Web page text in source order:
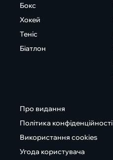
Бокс
Хокей
Теніс
Біатлон
Про видання
Політика конфіденційності
Використання cookies
Угода користувача